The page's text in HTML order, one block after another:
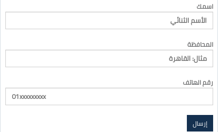
اسمك
المحافظة
رقم الهاتف